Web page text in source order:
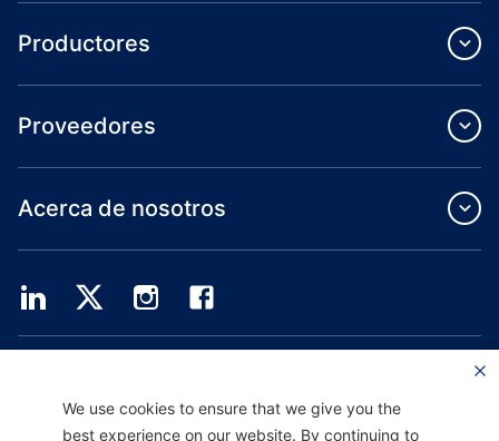
Productores
Proveedores
Acerca de nosotros
Providence Health Assurance es un HMO, HMO-POS y HMO SNP con contratos
We use cookies to ensure that we give you the
best experience on our website. By continuing to